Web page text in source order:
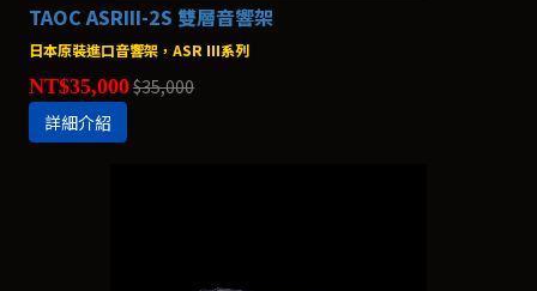
TAOC ASRIII-2S 雙層音響架
日本原裝進口音響架，ASR III系列
NT$35,000$35,000
詳細介紹